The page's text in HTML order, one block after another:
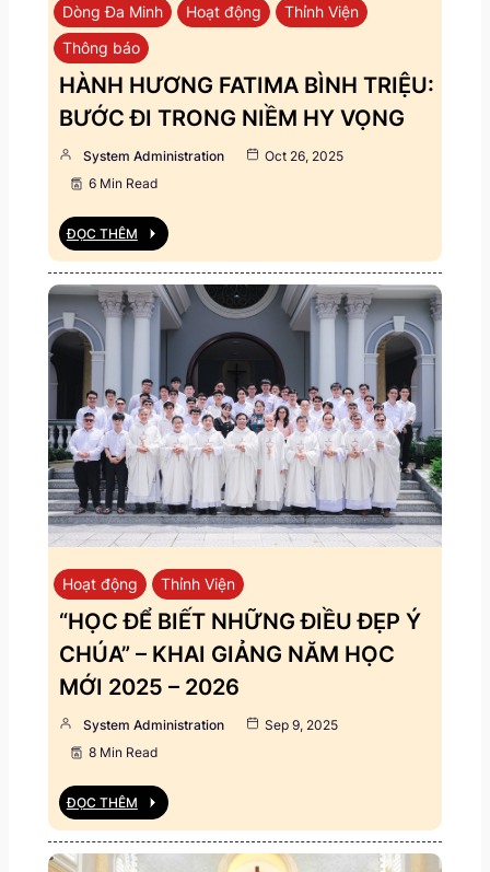
Dòng Đa Minh Hoạt động
Thỉnh Viện
Thông báo
HÀNH HƯƠNG FATIMA BÌNH TRIỆU:
BƯỚC ĐI TRONG NIỀM HY VỌNG
System Administration
Oct 26, 2025
6 Min Read
ĐỌC THÊM
Hoạt động Thỉnh Viện
“HỌC ĐỂ BIẾT NHỮNG ĐIỀU ĐẸP Ý
CHÚA” – KHAI GIẢNG NĂM HỌC
MỚI 2025 – 2026
System Administration
Sep 9, 2025
8 Min Read
ĐỌC THÊM